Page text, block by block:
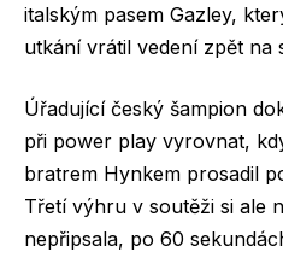
italským pasem Gazley,
utkání vrátil vedení zpět na
Úřadující český šampion
při power play vyrovnat,
bratrem Hynkem prosadil
Třetí výhru v soutěži si ale
nepřipsala, po 60